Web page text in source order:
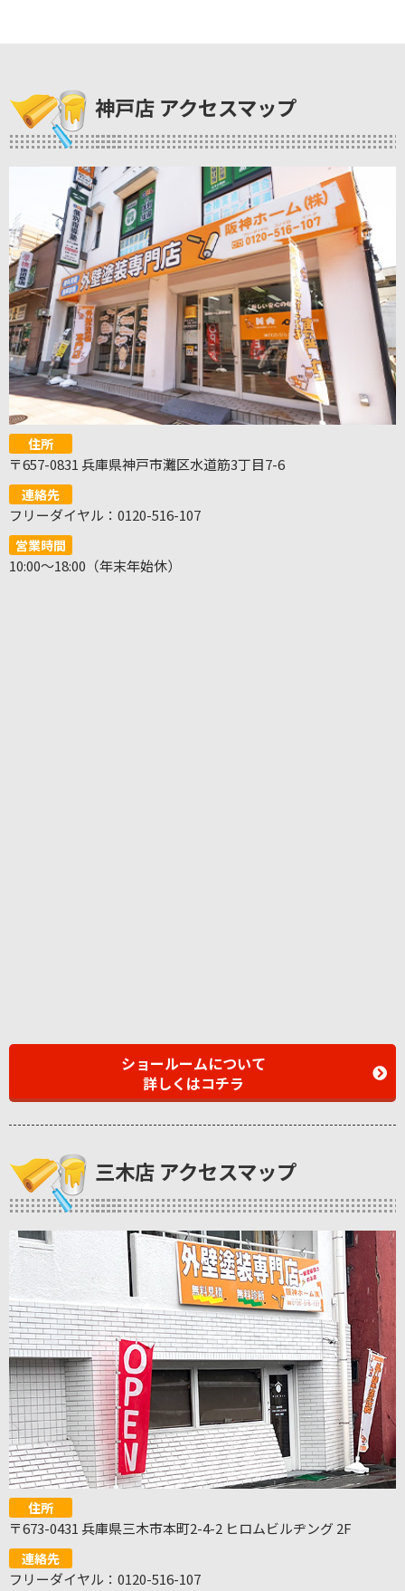
神戸店 アクセスマップ
住所
〒657-0831 兵庫県神戸市灘区水道筋3丁目7-6
連絡先
フリーダイヤル：0120-516-107
営業時間
10:00～18:00（年末年始休）
ショールームについて
詳しくはコチラ
三木店 アクセスマップ
住所
〒673-0431 兵庫県三木市本町2-4-2 ヒロムビルヂング 2F
連絡先
フリーダイヤル：0120-516-107